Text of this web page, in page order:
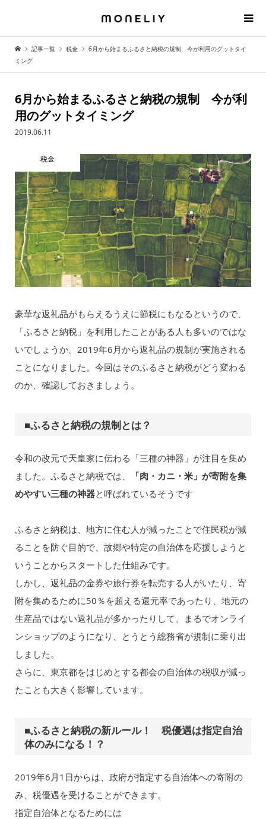
記事一覧 税金
6月から始まるふるさと納税の規制 今が利用のグットタイ
ミング
6月から始まるふるさと納税の規制 今が利
用のグットタイミング
2019.06.11
税金
豪華な返礼品がもらえるうえに節税にもなるというので、
「ふるさと納税」を利用したことがある人も多いのではな
いでしょうか。2019年6月から返礼品の規制が実施される
ことになりました。今回はそのふるさと納税がどう変わる
のか、確認しておきましょう。
■ふるさと納税の規制とは？
令和の改元で天皇家に伝わる「三種の神器」が注目を集め
ました。ふるさと納税では、
「肉・カニ・米」が寄附を集
めやすい三種の神器と呼ばれているそうです
ふるさと納税は、地方に住む人が減ったことで住民税が減
ることを防ぐ目的で、故郷や特定の自治体を応援しようと
いうことからスタートした仕組みです。
しかし、返礼品の金券や旅行券を転売する人がいたり、寄
附を集めるために50％を超える還元率であったり、地元の
生産品ではない返礼品が多かったりして、まるでオンライ
ンショップのようになり、とうとう総務省が規制に乗り出
しました。
さらに、東京都をはじめとする都会の自治体の税収が減っ
たことも大きく影響しています。
■ふるさと納税の新ルール！ 税優遇は指定自治
体のみになる！？
2019年6月1日からは、政府が指定する自治体への寄附の
み、税優遇を受けることができます。
指定自治体となるためには